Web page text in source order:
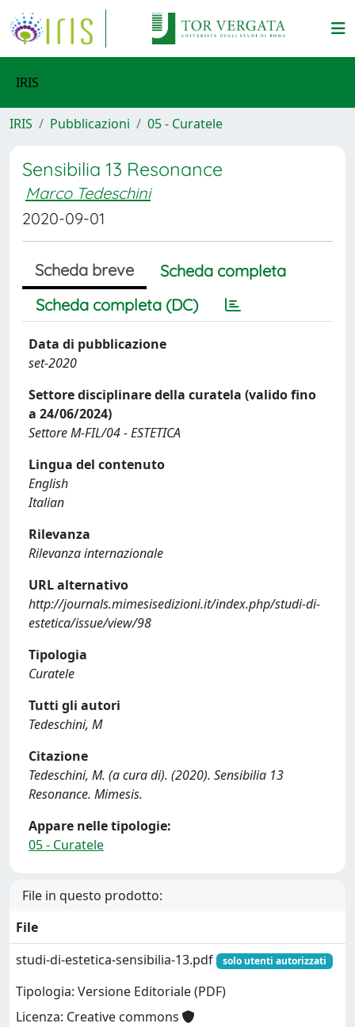
IRIS
IRIS Pubblicazioni 05 - Curatele
Sensibilia 13 Resonance
Marco Tedeschini
2020-09-01
Scheda breve
Scheda completa
Scheda completa (DC)
Data di pubblicazione
set-2020
Settore disciplinare della curatela (valido fino
a 24/06/2024)
Settore M-FIL/04 - ESTETICA
Lingua del contenuto
English
Italian
Rilevanza
Rilevanza internazionale
URL alternativo
http://journals.mimesisedizioni.it/index.php/studi-di-
estetica/issue/view/98
Tipologia
Curatele
Tutti gli autori
Tedeschini, M
Citazione
Tedeschini, M. (a cura di). (2020). Sensibilia 13
Resonance. Mimesis.
Appare nelle tipologie:
05 - Curatele
File in questo prodotto:
File
studi-di-estetica-sensibilia-13.pdf
solo utenti autorizzati
Tipologia: Versione Editoriale (PDF)
Licenza: Creative commons